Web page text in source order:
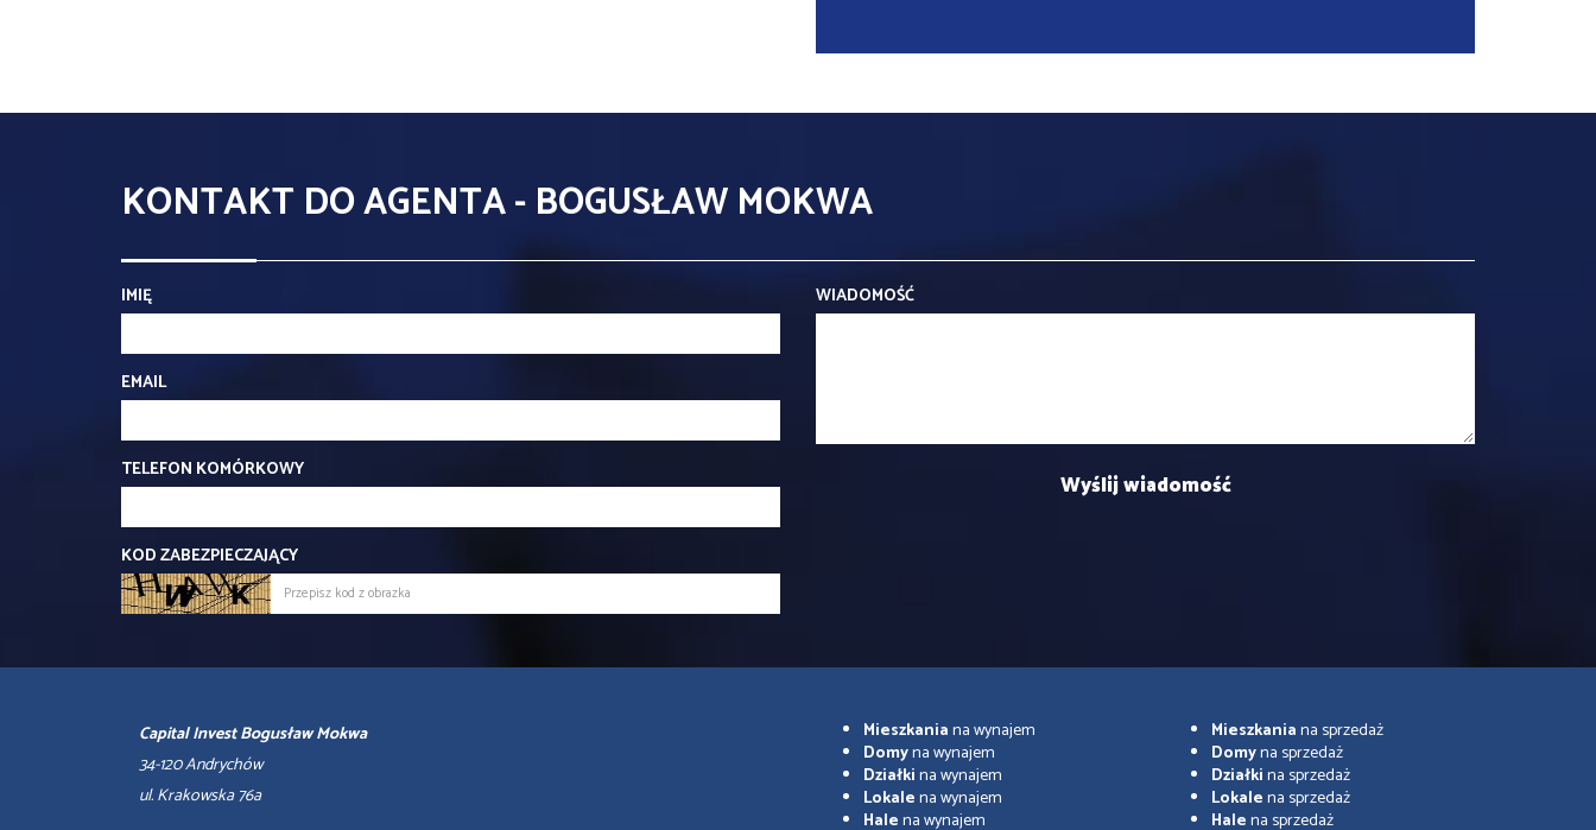
KONTAKT DO AGENTA - BOGUSŁAW MOKWA
IMIĘ
EMAIL
TELEFON KOMÓRKOWY
KOD ZABEZPIECZAJĄCY
WIADOMOŚĆ
Capital Invest Bogusław Mokwa
34-120 Andrychów
ul. Krakowska 76a
Mieszkaniana wynajem
Domyna wynajem
Działkina wynajem
Lokalena wynajem
Halena wynajem
Mieszkaniana sprzedaż
Domyna sprzedaż
Działkina sprzedaż
Lokalena sprzedaż
Halena sprzedaż